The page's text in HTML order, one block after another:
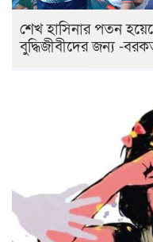
শেখ হাসিনার পতন
বুদ্ধিজীবীদের জন্য -